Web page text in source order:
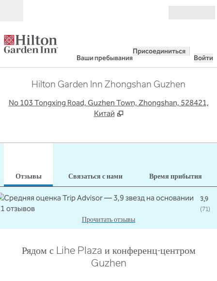
Ваши пребывания
Присоединиться
Войти
Hilton Garden Inn Zhongshan Guzhen
No 103 Tongxing Road, Guzhen Town, Zhongshan, 528421,
Китай
Отзывы Связаться с нами Время прибытия
3,9
(71)
Прочитать отзывы
Рядом с Lihe Plaza и конференц-центром
Guzhen